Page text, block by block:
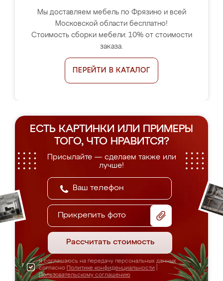
Мы доставляем мебель по Фрязино и всей
Московской области бесплатно!
Стоимость сборки мебели: 10% от стоимости
заказа.
ПЕРЕЙТИ В КАТАЛОГ
ЕСТЬ КАРТИНКИ ИЛИ ПРИМЕРЫ
ТОГО, ЧТО НРАВИТСЯ?
Присылайте — сделаем также или
лучше!
Прикрепить фото
Рассчитать стоимость
Я соглашаюсь на передачу персональных данных
согласно Политике конфиденциальности
Пользовательскому соглашению